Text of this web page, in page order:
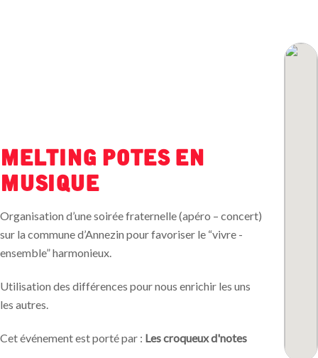
Melting potes en
musique
Organisation d’une soirée fraternelle (apéro – concert)
sur la commune d’Annezin pour favoriser le “vivre -
ensemble” harmonieux.
Utilisation des différences pour nous enrichir les uns
les autres.
Cet événement est porté par : Les croqueux d'notes